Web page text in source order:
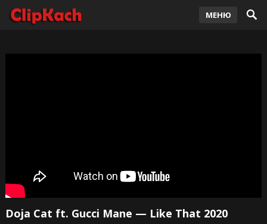
МЕНЮ
Doja Cat ft. Gucci Mane — Like That 2020